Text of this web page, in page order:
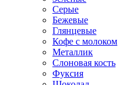
Серые
Бежевые
Глянцевые
Кофе с молоком
Металлик
Слоновая кость
Фуксия